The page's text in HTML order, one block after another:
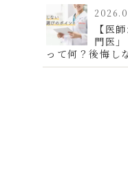
【医
門医
って何？後悔し